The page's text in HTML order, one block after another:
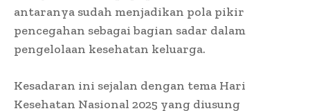
antaranya sudah menjadikan pola pikir
pencegahan sebagai bagian sadar dalam
pengelolaan kesehatan keluarga.
Kesadaran ini sejalan dengan tema Hari
Kesehatan Nasional 2025 yang diusung